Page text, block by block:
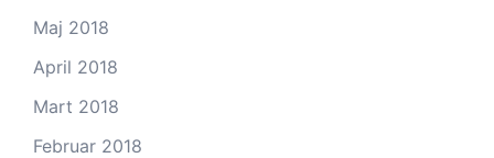
Maj 2018
April 2018
Mart 2018
Februar 2018